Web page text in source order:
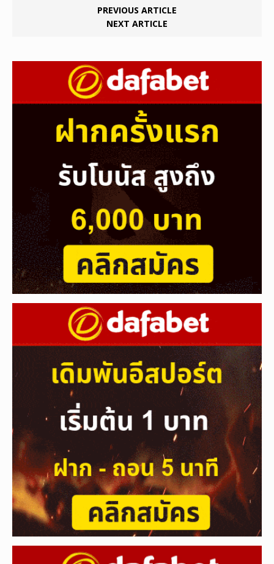
PREVIOUS ARTICLE
NEXT ARTICLE